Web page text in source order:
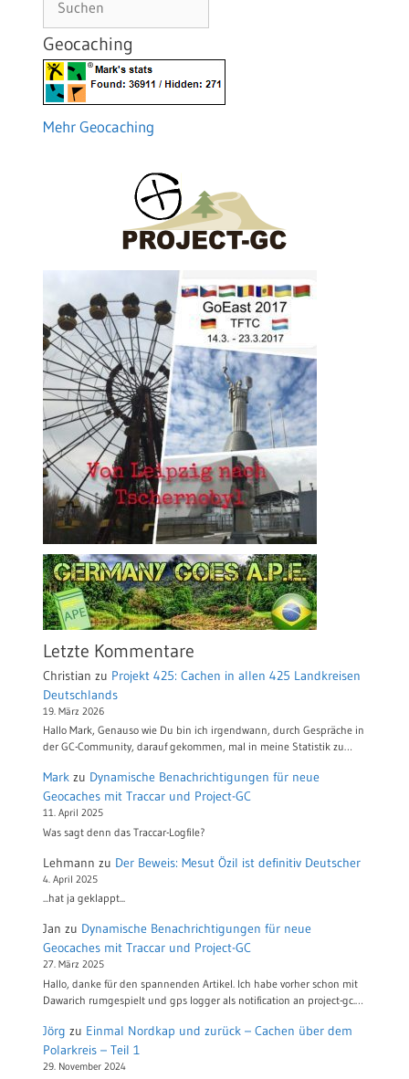
Geocaching
Mehr Geocaching
Letzte Kommentare
Christian zu Projekt 425: Cachen in allen 425 Landkreisen
Deutschlands
19. März 2026
Hallo Mark, Genauso wie Du bin ich irgendwann, durch Gespräche in
der GC-Community, darauf gekommen, mal in meine Statistik zu…
Mark zu Dynamische Benachrichtigungen für neue
Geocaches mit Traccar und Project-GC
11. April 2025
Was sagt denn das Traccar-Logfile?
Lehmann zu Der Beweis: Mesut Özil ist definitiv Deutscher
4. April 2025
...hat ja geklappt...
Jan zu Dynamische Benachrichtigungen für neue
Geocaches mit Traccar und Project-GC
27. März 2025
Hallo, danke für den spannenden Artikel. Ich habe vorher schon mit
Dawarich rumgespielt und gps logger als notification an project-gc.…
Jörg zu Einmal Nordkap und zurück – Cachen über dem
Polarkreis – Teil 1
29. November 2024